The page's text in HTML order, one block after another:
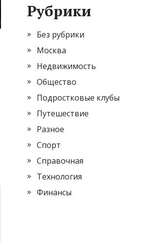
Рубрики
Без рубрики
Москва
Недвижимость
Общество
Подростковые клубы
Путешествие
Разное
Спорт
Справочная
Технология
Финансы